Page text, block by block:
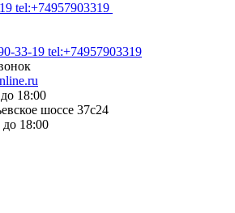
tel:+74957903319
33-19 tel:+74957903319
18:00
шоссе 37с24
18:00